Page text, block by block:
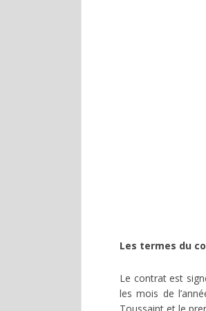
Les termes du
Le contrat est
les mois de